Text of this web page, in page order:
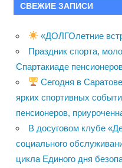
СВЕЖИЕ ЗАПИСИ
«ДОЛГОлетние
Праздник спорта,
Спартакиаде
Сегодня в
ярких спортивных
пенсионеров,
В досуговом клубе
социального
цикла Единого дня